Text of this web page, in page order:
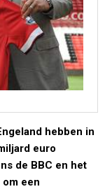
hebben in
euro
de BBC en het
een